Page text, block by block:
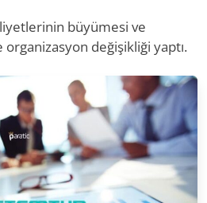
büyümesi ve
değişikliği yaptı.